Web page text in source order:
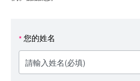
會員專區 Login
*您的姓名